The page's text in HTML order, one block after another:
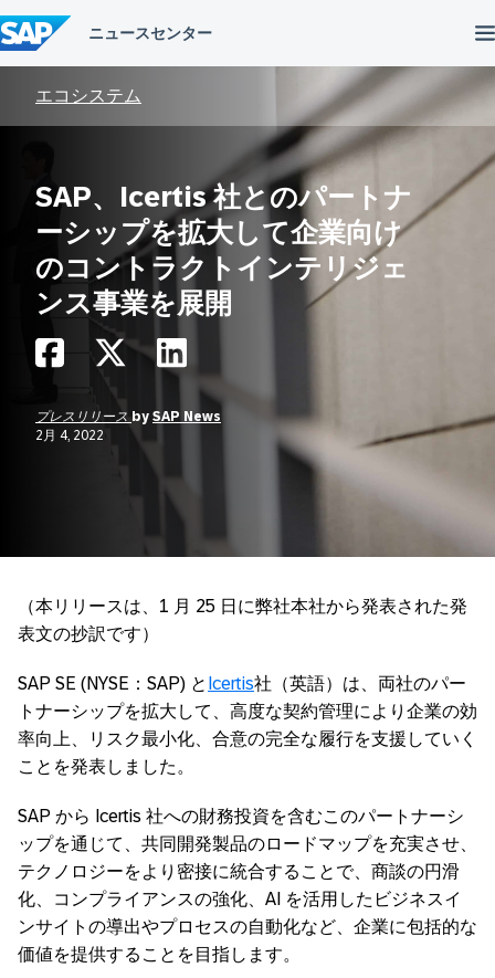
ン
テ
ン
エコシステム
SAP、Icertis 社とのパートナ
ーシップを拡大して企業向け
のコントラクトインテリジェ
ンス事業を展開
プレスリリースby SAP News
2月 4, 2022
（本リリースは、1 月 25 日に弊社本社から発表された発
表文の抄訳です）
SAP SE (NYSE：SAP) と Icertis社（英語）は、両社のパー
トナーシップを拡大して、高度な契約管理により企業の効
率向上、リスク最小化、合意の完全な履行を支援していく
ことを発表しました。
SAP から Icertis 社への財務投資を含むこのパートナーシ
ップを通じて、共同開発製品のロードマップを充実させ、
テクノロジーをより密接に統合することで、商談の円滑
化、コンプライアンスの強化、AI を活用したビジネスイ
ンサイトの導出やプロセスの自動化など、企業に包括的な
価値を提供することを目指します。